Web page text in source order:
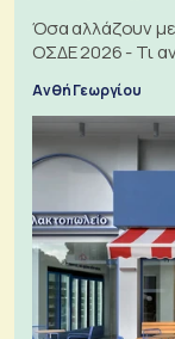
Όσα αλλάζουν
ΟΣΔΕ 2026 - Τι
Ανθή Γεωργίου